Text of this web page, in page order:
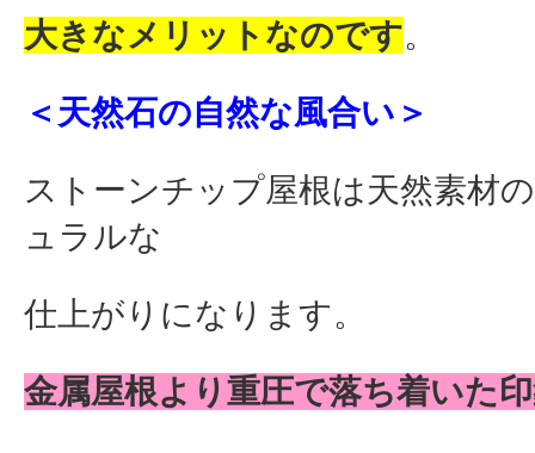
大きなメリットなのです。
＜天然石の自然な風合い＞
ストーンチップ屋根は天然素材
ュラルな
仕上がりになります。
金属屋根より重圧で落ち着いた